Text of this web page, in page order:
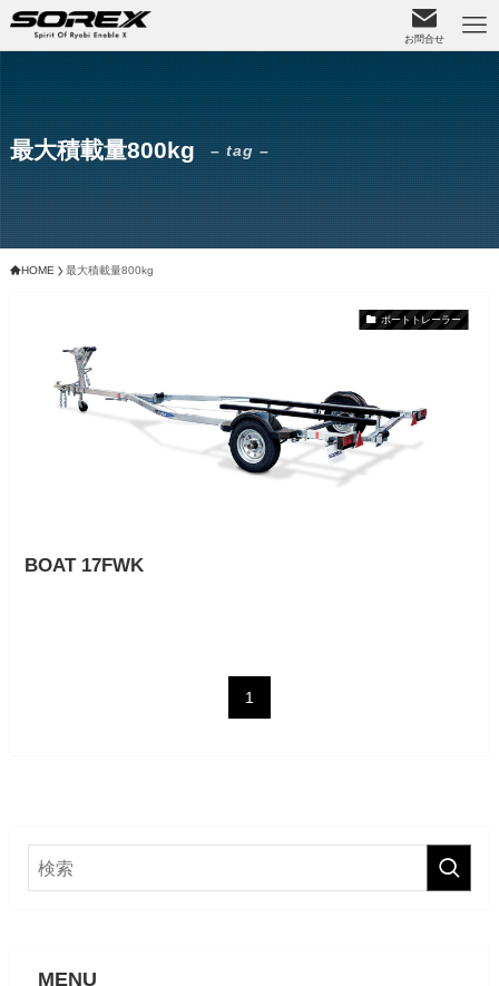
お問合せ
最大積載量800kg – tag –
HOME 最大積載量800kg
ボートトレーラー
BOAT 17FWK
1
MENU